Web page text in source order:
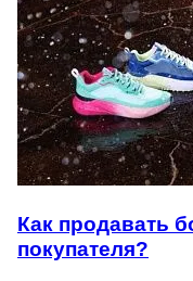
Как продавать
покупателя?